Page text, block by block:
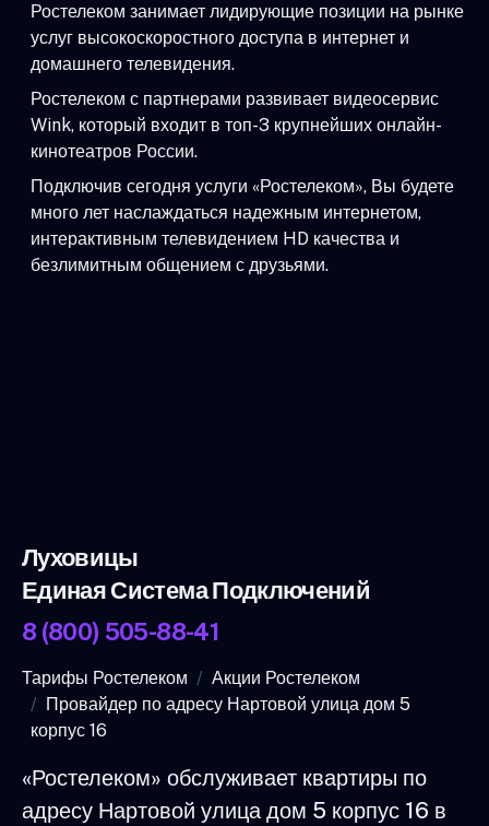
Ростелеком занимает лидирующие позиции на рынке
услуг высокоскоростного доступа в интернет и
домашнего телевидения.
Ростелеком с партнерами развивает видеосервис
Wink, который входит в топ-3 крупнейших онлайн-
кинотеатров России.
Подключив сегодня услуги «Ростелеком», Вы будете
много лет наслаждаться надежным интернетом,
интерактивным телевидением HD качества и
безлимитным общением с друзьями.
Луховицы
Единая Система Подключений
8 (800) 505-88-41
Тарифы Ростелеком
Акции Ростелеком
Провайдер по адресу Нартовой улица дом 5
корпус 16
«Ростелеком» обслуживает квартиры по
адресу Нартовой улица дом 5 корпус 16 в